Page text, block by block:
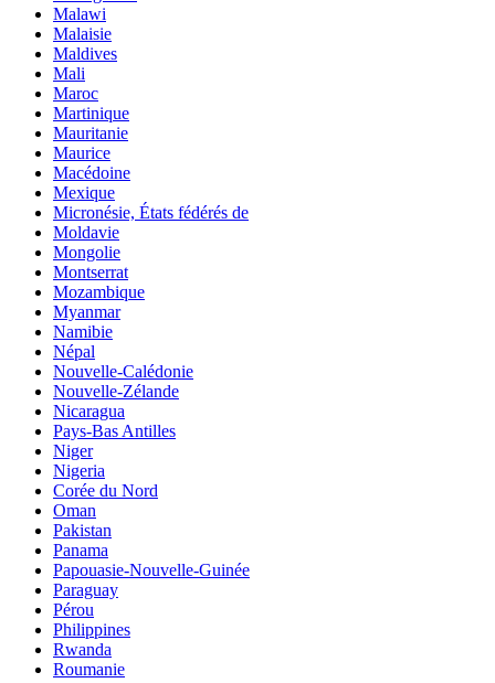
Malawi
Malaisie
Maldives
Mali
Maroc
Martinique
Mauritanie
Maurice
Macédoine
Mexique
Micronésie, États fédérés de
Moldavie
Mongolie
Montserrat
Mozambique
Myanmar
Namibie
Népal
Nouvelle-Calédonie
Nouvelle-Zélande
Nicaragua
Pays-Bas Antilles
Niger
Nigeria
Corée du Nord
Oman
Pakistan
Panama
Papouasie-Nouvelle-Guinée
Paraguay
Pérou
Philippines
Rwanda
Roumanie